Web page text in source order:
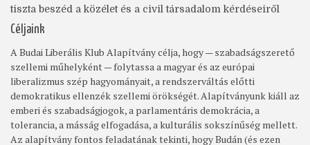
tiszta beszéd a közélet és a civil társadalom kérdéseiről
Céljaink
A Budai Liberális Klub Alapítvány célja, hogy — szabadságszerető
szellemi műhelyként — folytassa a magyar és az európai
liberalizmus szép hagyományait, a rendszerváltás előtti
demokratikus ellenzék szellemi örökségét. Alapítványunk kiáll az
emberi és szabadságjogok, a parlamentáris demokrácia, a
tolerancia, a másság elfogadása, a kulturális sokszínűség mellett.
Az alapítvány fontos feladatának tekinti, hogy Budán (és ezen